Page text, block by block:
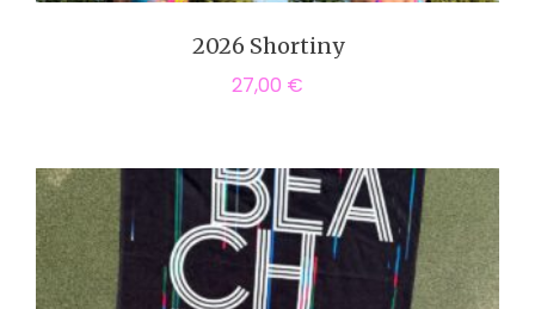
2026 Shortiny
27,00 €